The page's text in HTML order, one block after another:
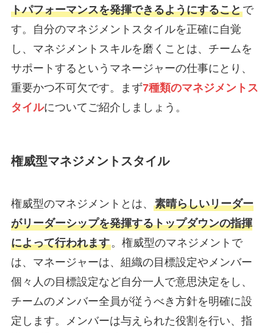
トパフォーマンスを発揮できるようにすることで
す。自分のマネジメントスタイルを正確に自覚
し、マネジメントスキルを磨くことは、チームを
サポートするというマネージャーの仕事にとり、
重要かつ不可欠です。まず7種類のマネジメントス
タイルについてご紹介しましょう。
権威型マネジメントスタイル
権威型のマネジメントとは、 素晴らしいリーダー
がリーダーシップを発揮するトップダウンの指揮
によって行われます。権威型のマネジメントで
は、マネージャーは、組織の目標設定やメンバー
個々人の目標設定など自分一人で意思決定をし、
チームのメンバー全員が従うべき方針を明確に設
定します。メンバーは与えられた役割を行い、指